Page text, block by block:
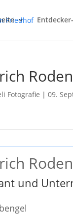
Fotografie |09.
und